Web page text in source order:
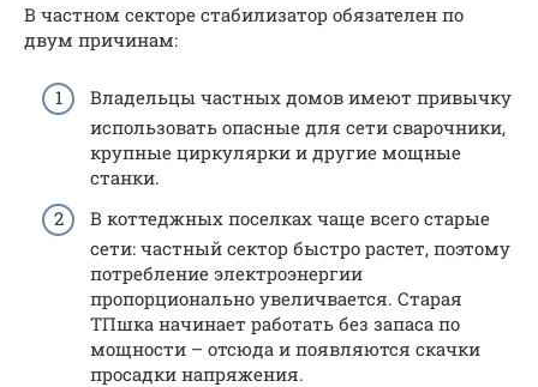
В частном секторе стабилизатор обязателен по
двум причинам:
Владельцы частных домов имеют привычку
использовать опасные для сети сварочники,
крупные циркулярки и другие мощные
станки.
В коттеджных поселках чаще всего старые
сети: частный сектор быстро растет, поэтому
потребление электроэнергии
пропорционально увеличвается. Старая
ТПшка начинает работать без запаса по
мощности – отсюда и появляются скачки
просадки напряжения.